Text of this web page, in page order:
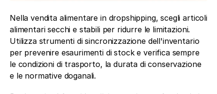
Nella vendita alimentare in dropshipping, scegli articoli
alimentari secchi e stabili per ridurre le limitazioni.
Utilizza strumenti di sincronizzazione dell'inventario
per prevenire esaurimenti di stock e verifica sempre
le condizioni di trasporto, la durata di conservazione
e le normative doganali.